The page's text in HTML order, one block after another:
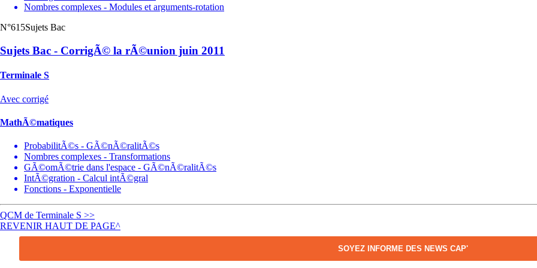
Nombres complexes - Modules et arguments-rotation
N°615Sujets Bac
Sujets Bac - CorrigÃ© la rÃ©union juin 2011
Terminale S
Avec corrigé
MathÃ©matiques
ProbabilitÃ©s - GÃ©nÃ©ralitÃ©s
Nombres complexes - Transformations
GÃ©omÃ©trie dans l'espace - GÃ©nÃ©ralitÃ©s
IntÃ©gration - Calcul intÃ©gral
Fonctions - Exponentielle
QCM de Terminale S >>
REVENIR HAUT DE PAGE^
SOYEZ INFORME DES NEWS CAP'